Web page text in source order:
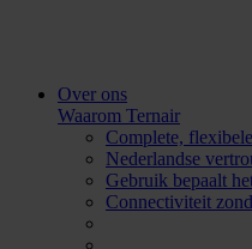
Over ons
Waarom Ternair
Complete,
Nederlandse
Gebruik bepaalt
Connectiviteit